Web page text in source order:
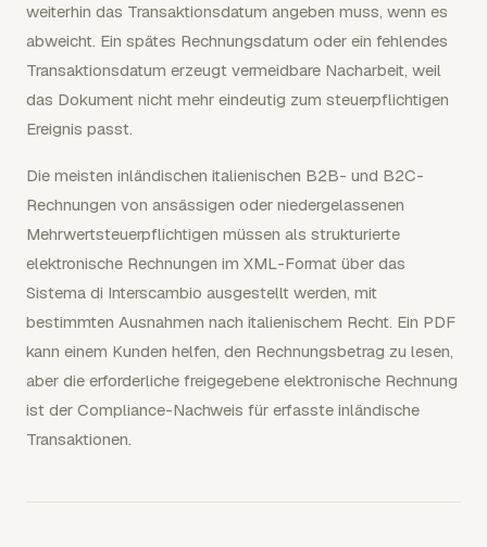
weiterhin das Transaktionsdatum angeben muss, wenn es
abweicht. Ein spätes Rechnungsdatum oder ein fehlendes
Transaktionsdatum erzeugt vermeidbare Nacharbeit, weil
das Dokument nicht mehr eindeutig zum steuerpflichtigen
Ereignis passt.
Die meisten inländischen italienischen B2B- und B2C-
Rechnungen von ansässigen oder niedergelassenen
Mehrwertsteuerpflichtigen müssen als strukturierte
elektronische Rechnungen im XML-Format über das
Sistema di Interscambio ausgestellt werden, mit
bestimmten Ausnahmen nach italienischem Recht. Ein PDF
kann einem Kunden helfen, den Rechnungsbetrag zu lesen,
aber die erforderliche freigegebene elektronische Rechnung
ist der Compliance-Nachweis für erfasste inländische
Transaktionen.